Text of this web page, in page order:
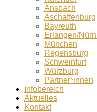
Ansbach
Aschaffenburg
Bayreuth
Erlangen/
München
Regensburg
Schweinfurt
Würzburg
Partner*innen
Infobereich
Aktuelles
Kontakt